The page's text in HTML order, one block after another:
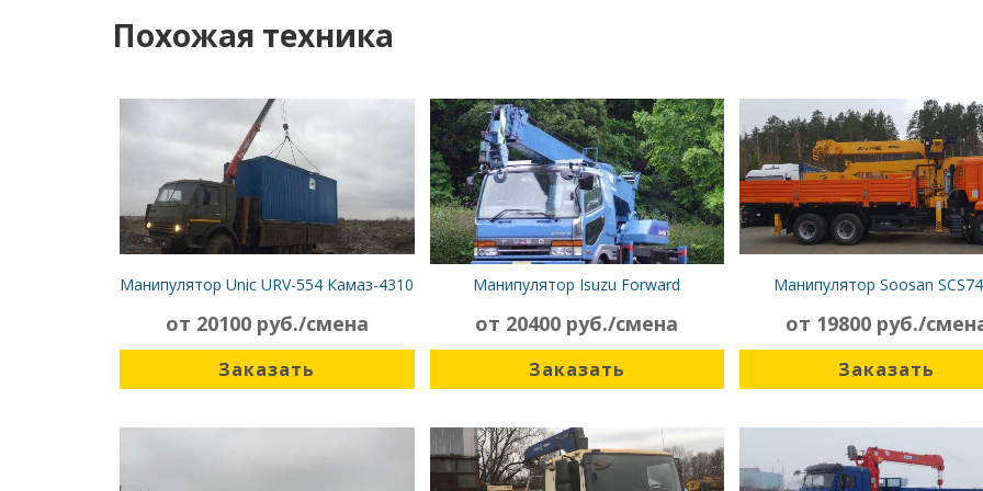
Похожая техника
Манипулятор Unic URV-554 Камаз-4310
от 20100 руб./смена
Заказать
Манипулятор Isuzu Forward
от 20400 руб./смена
Заказать
Манипулятор Soosan
от 19800 руб./
Заказать